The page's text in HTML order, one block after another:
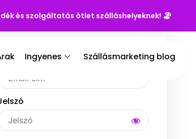
és szolgáltatás ötlet szálláshelyeknek! 🏖️
Ingyenes Szállásmarketing blog
Cím